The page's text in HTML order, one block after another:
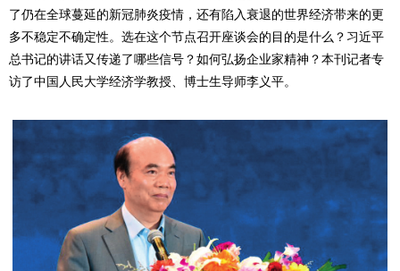
了仍在全球蔓延的新冠肺炎疫情，还有陷入衰退的世界经济带来的更
多不稳定不确定性。选在这个节点召开座谈会的目的是什么？习近平
总书记的讲话又传递了哪些信号？如何弘扬企业家精神？本刊记者专
访了中国人民大学经济学教授、博士生导师李义平。